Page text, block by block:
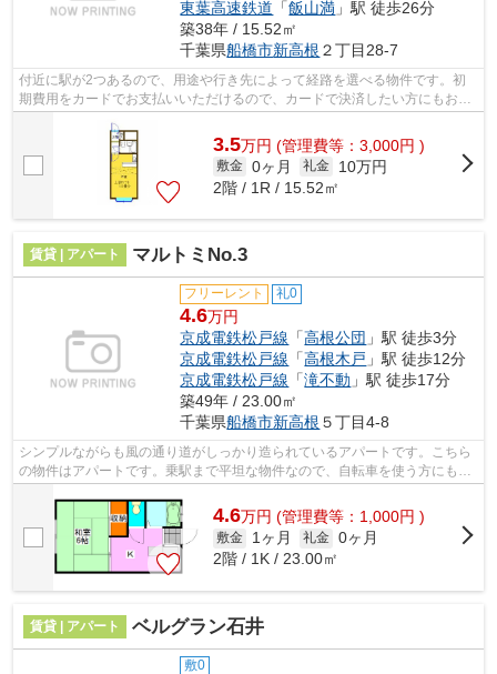
東葉高速鉄道 「飯山満 」駅 徒歩26分
築38年 / 15.52㎡
千葉県船橋市新高根 ２丁目28-7
付近に駅が2つあるので、用途や行き先によって経路を選べる物件です。初
期費用をカードでお支払いいただけるので、カードで決済したい方にもおす
3.5万円 (管理費等：3,000円 )
敷金 0ヶ月 礼金
10万円
2階 / 1R / 15.52㎡
賃貸 | アパート マルトミNo.3
フリーレント 礼0
4.6万円
京成電鉄松戸線 「高根公団 」駅 徒歩3分
京成電鉄松戸線 「高根木戸 」駅 徒歩12分
京成電鉄松戸線 「滝不動 」駅 徒歩17分
築49年 / 23.00㎡
千葉県船橋市新高根 ５丁目4-8
シンプルながらも風の通り道がしっかり造られているアパートです。こちら
の物件はアパートです。乗駅まで平坦な物件なので、自転車を使う方にもお
4.6万円 (管理費等：1,000円 )
敷金 1ヶ月 礼金 0ヶ月
2階 / 1K / 23.00㎡
賃貸 | アパート ベルグラン石井
敷0